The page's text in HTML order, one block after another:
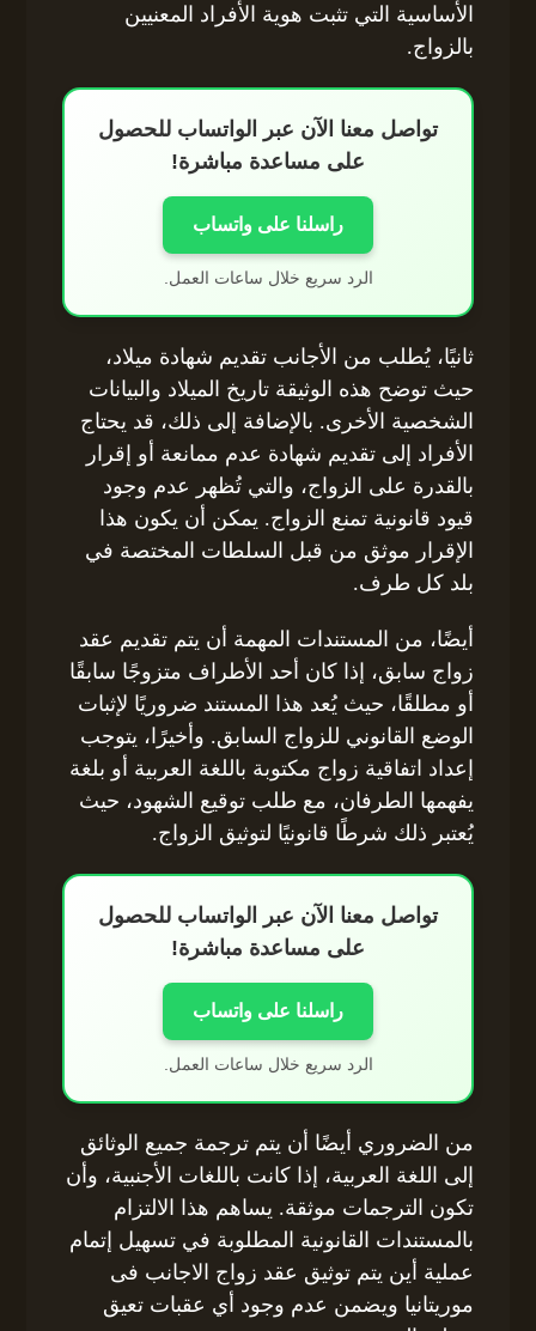
الأساسية التي تثبت هوية الأفراد المعنيين
بالزواج.
تواصل معنا الآن عبر الواتساب للحصول
على مساعدة مباشرة!
راسلنا على واتساب
الرد سريع خلال ساعات العمل.
ثانيًا، يُطلب من الأجانب تقديم شهادة ميلاد،
حيث توضح هذه الوثيقة تاريخ الميلاد والبيانات
الشخصية الأخرى. بالإضافة إلى ذلك، قد يحتاج
الأفراد إلى تقديم شهادة عدم ممانعة أو إقرار
بالقدرة على الزواج، والتي تُظهر عدم وجود
قيود قانونية تمنع الزواج. يمكن أن يكون هذا
الإقرار موثق من قبل السلطات المختصة في
بلد كل طرف.
أيضًا، من المستندات المهمة أن يتم تقديم عقد
زواج سابق، إذا كان أحد الأطراف متزوجًا سابقًا
أو مطلقًا، حيث يُعد هذا المستند ضروريًا لإثبات
الوضع القانوني للزواج السابق. وأخيرًا، يتوجب
إعداد اتفاقية زواج مكتوبة باللغة العربية أو بلغة
يفهمها الطرفان، مع طلب توقيع الشهود، حيث
يُعتبر ذلك شرطًا قانونيًا لتوثيق الزواج.
تواصل معنا الآن عبر الواتساب للحصول
على مساعدة مباشرة!
راسلنا على واتساب
الرد سريع خلال ساعات العمل.
من الضروري أيضًا أن يتم ترجمة جميع الوثائق
إلى اللغة العربية، إذا كانت باللغات الأجنبية، وأن
تكون الترجمات موثقة. يساهم هذا الالتزام
بالمستندات القانونية المطلوبة في تسهيل إتمام
عملية أين يتم توثيق عقد زواج الاجانب فى
موريتانيا ويضمن عدم وجود أي عقبات تعيق